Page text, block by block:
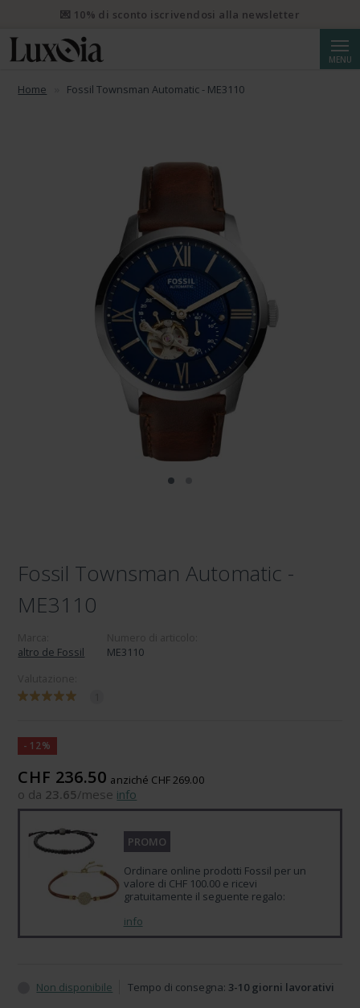
MENU
Home Fossil Townsman Automatic - ME3110
Fossil Townsman Automatic -
ME3110
altro de Fossil
ME3110
-12%
CHF 236.50 anziché CHF 269.00
o da 23.65/mese info
PROMO
Ordinare online prodotti Fossil per un
valore di CHF 100.00 e ricevi
gratuitamente il seguente regalo:
info
Non disponibile Tempo di consegna: 3-10 giorni lavorativi
💌 10% di sconto iscrivendosi alla newsletter